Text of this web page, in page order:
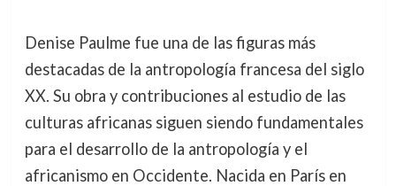
Denise Paulme fue una de las figuras más
destacadas de la antropología francesa del siglo
XX. Su obra y contribuciones al estudio de las
culturas africanas siguen siendo fundamentales
para el desarrollo de la antropología y el
africanismo en Occidente. Nacida en París en